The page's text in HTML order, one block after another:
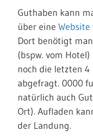
Guthaben kann
über eine Website
Dort benötigt
(bspw. vom
noch die letzten
abgefragt. 0000
natürlich auch
Ort). Aufladen
der Landung.